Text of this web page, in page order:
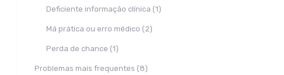
Deficiente informação clínica (1)
Má prática ou erro médico (2)
Perda de chance (1)
Problemas mais frequentes (8)